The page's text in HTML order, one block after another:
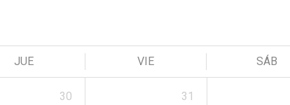
JUE VIE SÁB
30 31